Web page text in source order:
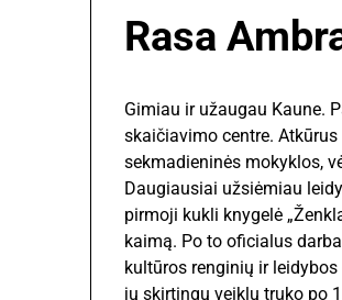
Rasa
Gimiau ir užaugau Kaune.
skaičiavimo centre.
sekmadieninės mokyklos,
Daugiausiai užsiėmiau
pirmoji kukli knygelė
kaimą. Po to oficialus
kultūros renginių ir
jų skirtingų veiklų truko po